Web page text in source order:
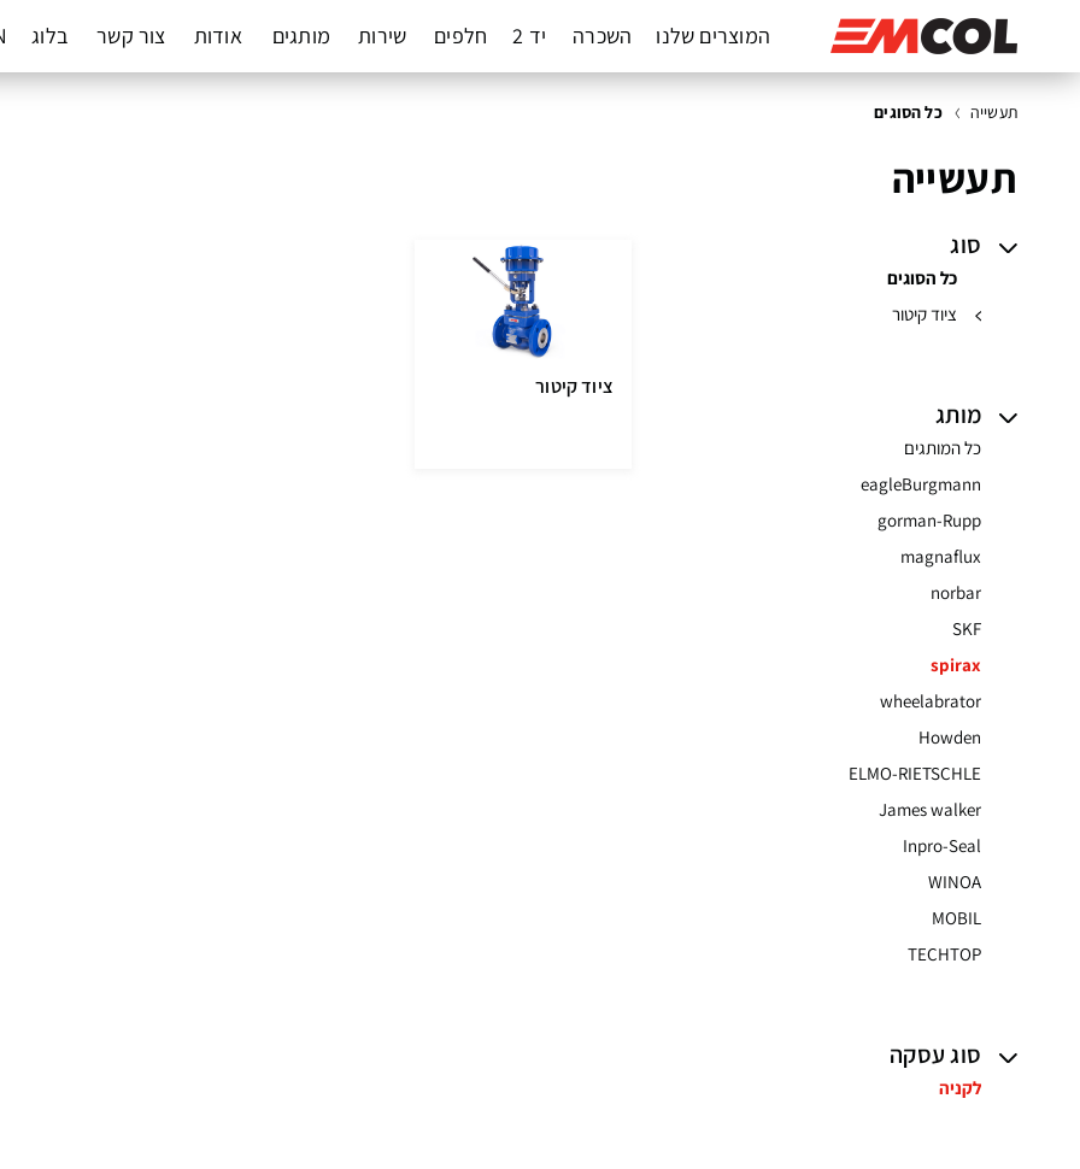
המוצרים שלנו השכרה יד 2 חלפים שירות מותגים אודות צור קשר בלוג
תעשייה כל הסוגים
תעשייה
סוג
כל הסוגים
ציוד קיטור
מותג
כל המותגים
eagleBurgmann
gorman-Rupp
magnaflux
norbar
SKF
spirax
wheelabrator
Howden
ELMO-RIETSCHLE
James walker
Inpro-Seal
WINOA
MOBIL
TECHTOP
סוג עסקה
לקניה
ציוד קיטור